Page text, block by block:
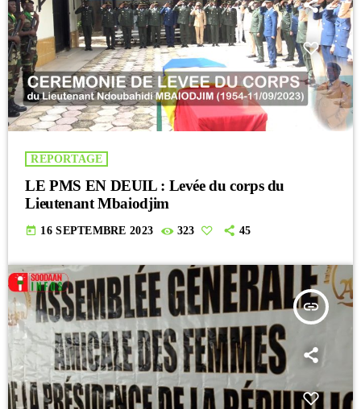
REPORTAGE
LE PMS EN DEUIL : Levée du corps du
Lieutenant Mbaiodjim
today 16 SEPTEMBRE 2023 323 45
insert_link